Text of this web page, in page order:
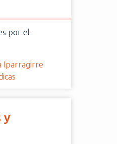
por el
Iparragirre
y